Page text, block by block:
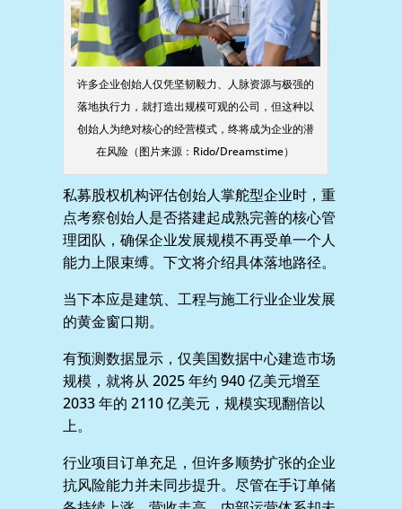
许多企业创始人仅凭坚韧毅力、人脉资源与极强的
落地执行力，就打造出规模可观的公司，但这种以
创始人为绝对核心的经营模式，终将成为企业的潜
在风险（图片来源：Rido/Dreamstime）
私募股权机构评估创始人掌舵型企业时，重
点考察创始人是否搭建起成熟完善的核心管
理团队，确保企业发展规模不再受单一个人
能力上限束缚。下文将介绍具体落地路径。
当下本应是建筑、工程与施工行业企业发展
的黄金窗口期。
有预测数据显示，仅美国数据中心建造市场
规模，就将从 2025 年约 940 亿美元增至
2033 年的 2110 亿美元，规模实现翻倍以
上。
行业项目订单充足，但许多顺势扩张的企业
抗风险能力并未同步提升。尽管在手订单储